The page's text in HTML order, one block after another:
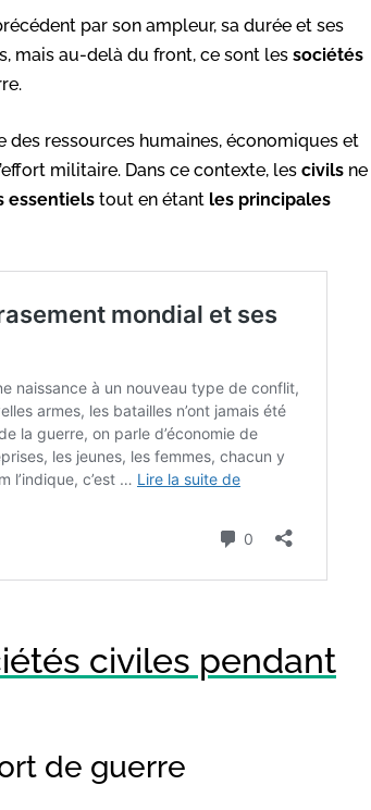
par son ampleur, sa durée et ses
mais au-delà du front, ce sont les sociétés
des ressources humaines, économiques et
militaire. Dans ce contexte, les civils ne
essentiels tout en étant les principales
civiles pendant
de guerre